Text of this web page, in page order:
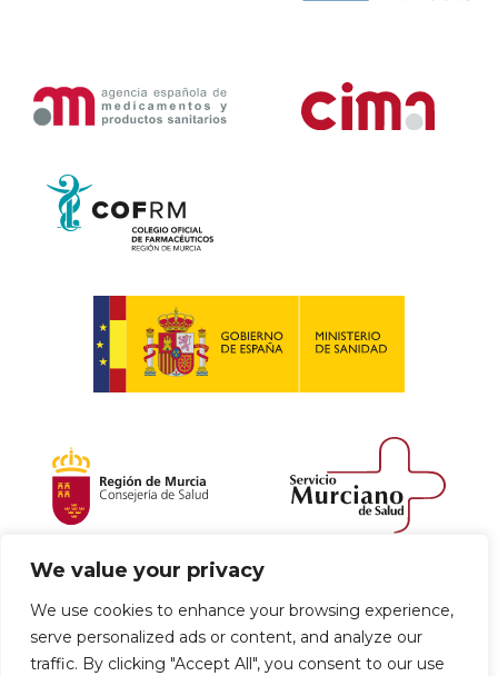
We value your privacy
We use cookies to enhance your browsing experience,
serve personalized ads or content, and analyze our
traffic. By clicking "Accept All", you consent to our use
Política de envío y devoluciones
Política de privacidad Uso de cookies